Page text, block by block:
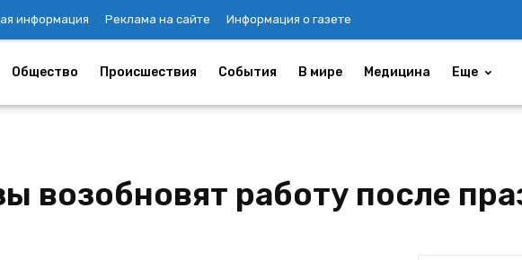
информация Реклама на сайте Информация о газете
Общество Происшествия События В мире Медицина Еще
возобновят работу после